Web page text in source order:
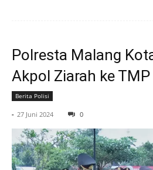
Polresta Malang
Akpol Ziarah ke TMP
Berita Polisi
- 27 Juni 2024 0